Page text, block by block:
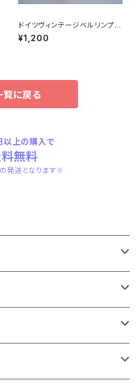
ドイツヴィンテージベルリンプラ
ベア赤C2
¥1,200
覧に戻る
上の購入で
無料
発送となります※